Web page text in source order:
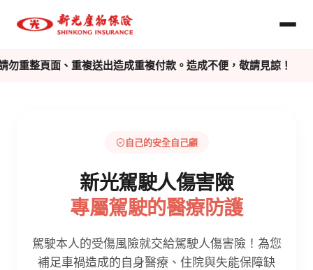
頁面、重複送出造成重複付款。造成不便，敬請見諒！
自己的安全自己顧
新光駕駛人傷害險
專屬駕駛的醫療防護
駕駛本人的受傷風險就交給駕駛人傷害險！為您
補足車禍造成的自身醫療、住院與失能保障缺